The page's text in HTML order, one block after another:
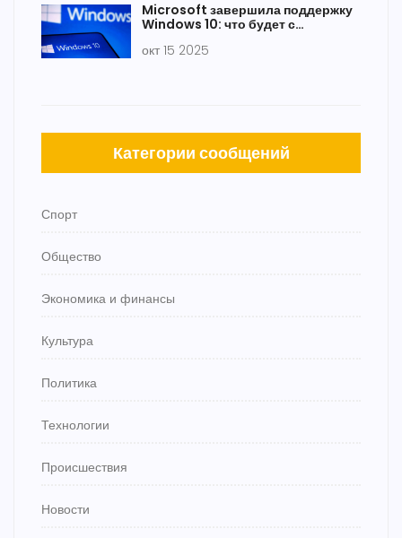
Microsoft завершила поддержку
Windows 10: что будет с
окт 15 2025
Категории сообщений
Спорт
Общество
Экономика и финансы
Культура
Политика
Технологии
Происшествия
Новости